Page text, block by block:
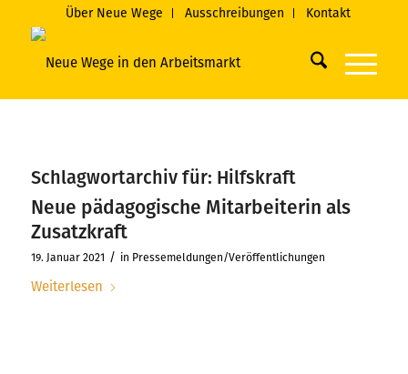
Über Neue Wege Ausschreibungen Kontakt
Schlagwortarchiv für: Hilfskraft
Neue pädagogische Mitarbeiterin als
Zusatzkraft
19. Januar 2021 / in Pressemeldungen/Veröffentlichungen
Weiterlesen